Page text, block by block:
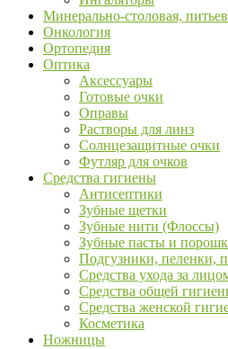
Минерально-столовая,
Онкология
Ортопедия
Оптика
Аксессуары
Готовые очки
Оправы
Растворы для линз
Солнцезащитные очки
Футляр для очков
Средства гигиены
Антисептики
Зубные щетки
Зубные нити (Флоссы)
Зубные пасты и
Подгузники, пеленки,
Средства ухода за
Средства общей
Средства женской
Косметика
Ножницы